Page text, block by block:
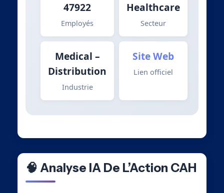
47922
Employés
Healthcare
Secteur
Medical –
Distribution
Industrie
Site Web
Lien officiel
🧠 Analyse IA De L’Action CAH